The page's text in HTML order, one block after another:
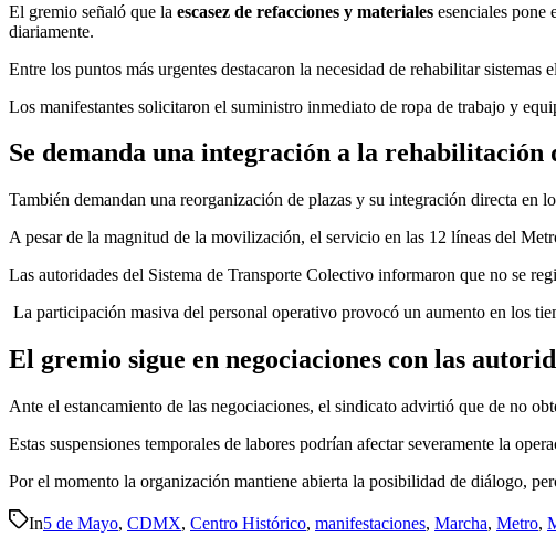
El gremio señaló que la escasez de refacciones y materiales esenciales pone
diariamente.
Entre los puntos más urgentes destacaron la necesidad de rehabilitar
Los manifestantes solicitaron el suministro inmediato de ropa de trabajo y
Se demanda una integración a la rehabilitación
También demandan una reorganización de plazas y su integración directa en
A pesar de la magnitud de la movilización, el servicio en las 12 líneas del
Las autoridades del Sistema de Transporte Colectivo informaron que no se
La participación masiva del personal operativo provocó un aumento en los
El gremio sigue en negociaciones con las
Ante el estancamiento de las negociaciones, el sindicato advirtió que de no
Estas suspensiones temporales de labores podrían afectar severamente la
Por el momento la organización mantiene abierta la posibilidad de diálogo,
In5 de Mayo, CDMX, Centro Histórico, manifestaciones, Marcha, Metro,